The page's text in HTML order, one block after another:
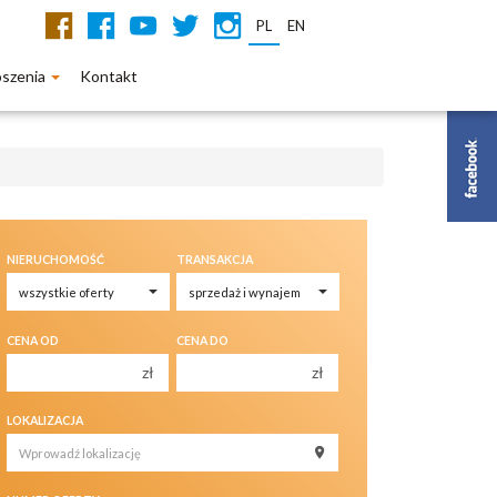
Kontakt
PL EN
NIERUCHOMOŚĆ TRANSAKCJA
CENA OD
zł
200 000 zł
250 000 zł
CENA DO
zł
200 000 zł
250 000 zł
LOKALIZACJA